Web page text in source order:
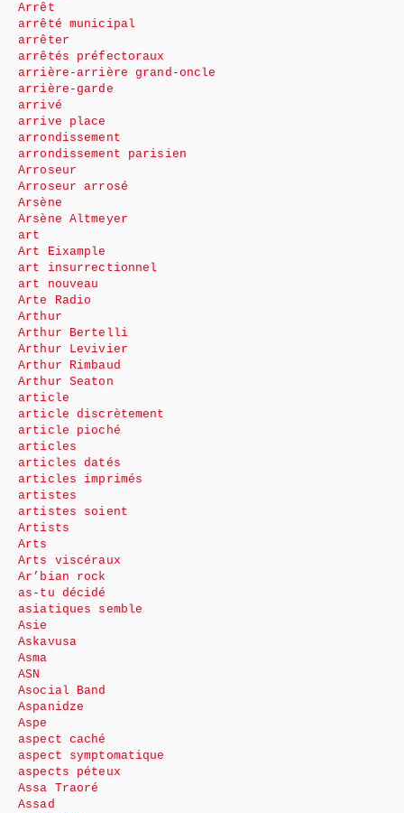
Arrêt
arrêté municipal
arrêter
arrêtés préfectoraux
arrière-arrière grand-oncle
arrière-garde
arrivé
arrive place
arrondissement
arrondissement parisien
Arroseur
Arroseur arrosé
Arsène
Arsène Altmeyer
art
Art Eixample
art insurrectionnel
art nouveau
Arte Radio
Arthur
Arthur Bertelli
Arthur Levivier
Arthur Rimbaud
Arthur Seaton
article
article discrètement
article pioché
articles
articles datés
articles imprimés
artistes
artistes soient
Artists
Arts
Arts viscéraux
Ar’bian rock
as-tu décidé
asiatiques semble
Asie
Askavusa
Asma
ASN
Asocial Band
Aspanidze
Aspe
aspect caché
aspect symptomatique
aspects péteux
Assa Traoré
Assad